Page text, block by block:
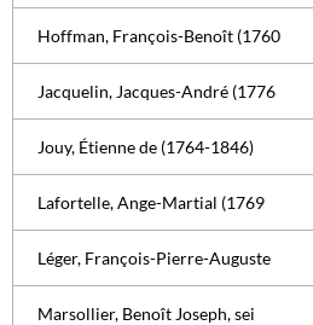
Hoffman, François-Benoît (1760
Jacquelin, Jacques-André (1776
Jouy, Étienne de (1764-1846)
Lafortelle, Ange-Martial (1769
Léger, François-Pierre-Auguste
Marsollier, Benoît Joseph, sei